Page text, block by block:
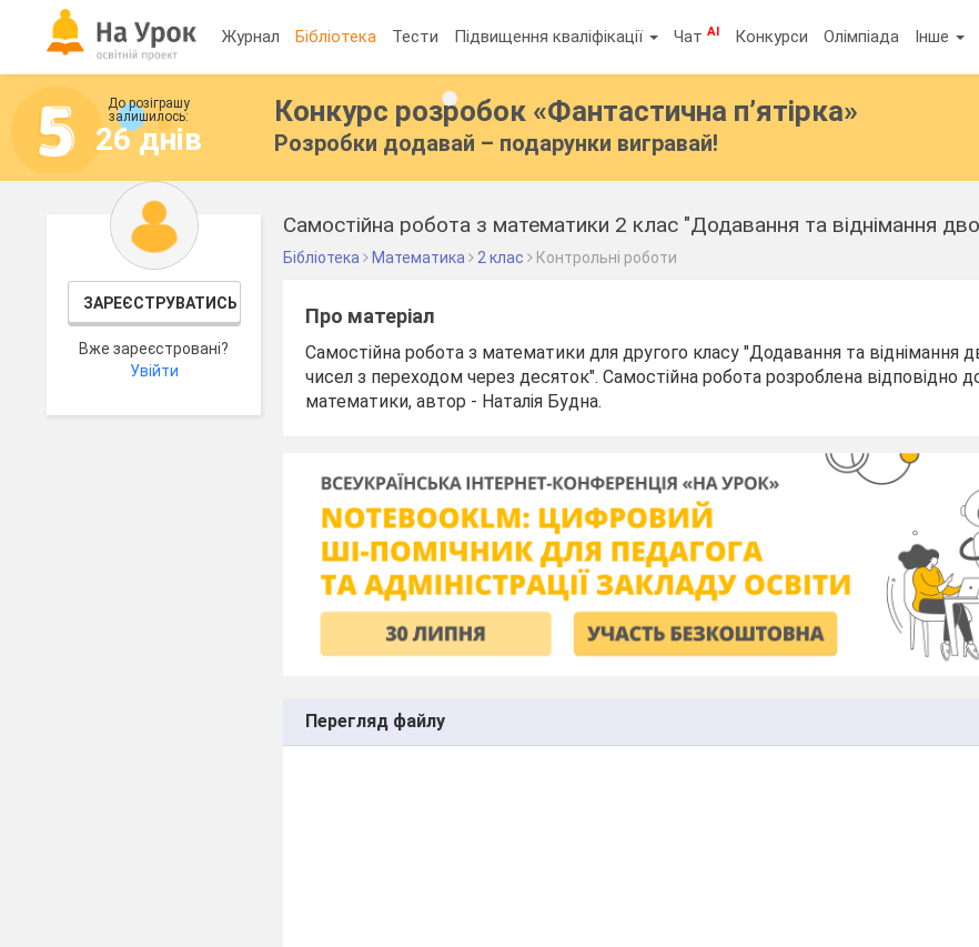
Журнал Бібліотека Тести Підвищення кваліфікації ЧатAI Конкурси Олімпіада Інше
До розіграшу
залишилось:
26 днів
Конкурс розробок «Фантастична п’ятірка»
Розробки додавай – подарунки вигравай!
ЗАРЕЄСТРУВАТИСЬ
Вже зареєстровані?
Увійти
Самостійна робота з математики 2 клас "Додавання та віднімання
Бібліотека Математика 2 клас Контрольні роботи
Про матеріал
Самостійна робота з математики для другого класу "Додавання та віднімання
чисел з переходом через десяток". Самостійна робота розроблена відповідно
математики, автор - Наталія Будна.
Перегляд файлу